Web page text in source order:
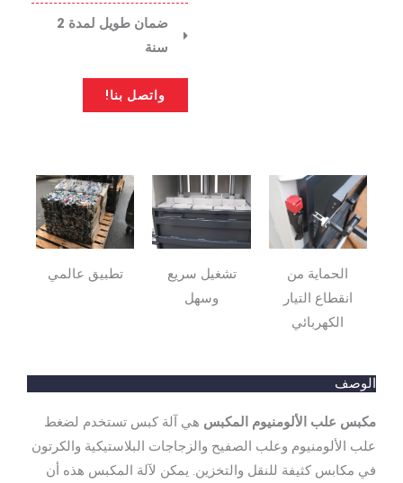
ضمان طويل لمدة 2
واتصل بنا!
الحماية من
انقطاع التيار
الكهربائي
تشغيل سريع
وسهل
تطبيق عالمي
الوصف
مكبس علب الألومنيوم المكبسهي آلة كبس تستخدم لضغط
علب الألومنيوم وعلب الصفيح والزجاجات البلاستيكية والكرتون
في مكابس كثيفة للنقل والتخزين. يمكن لآلة المكبس هذه أن